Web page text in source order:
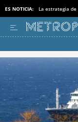
ES NOTICIA: La estrategia